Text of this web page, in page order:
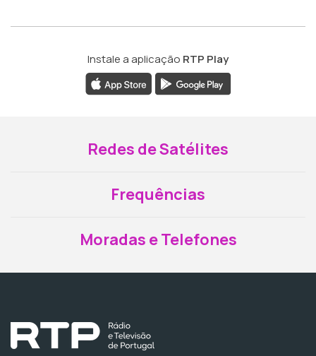
Instale a aplicação RTP Play
Redes de Satélites
Frequências
Moradas e Telefones